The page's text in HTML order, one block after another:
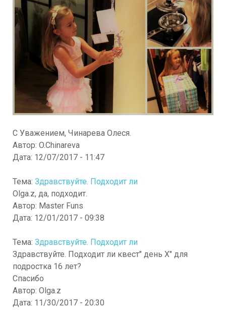
С Уважением, Чинарева Олеся.
Автор: O.Chinareva
Дата: 12/07/2017 - 11:47
Тема: Здравствуйте. Подходит ли
Olga.z, да, подходит.
Автор: Master Funs
Дата: 12/01/2017 - 09:38
Тема: Здравствуйте. Подходит ли
Здравствуйте. Подходит ли квест" день Х" для
подростка 16 лет?
Спасибо
Автор: Olga.z
Дата: 11/30/2017 - 20:30